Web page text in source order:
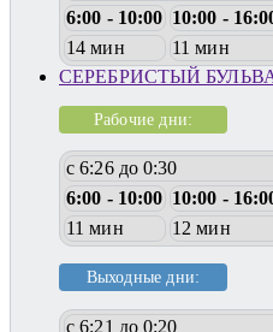
6:00 - 10:00 10:00 -
14 мин
11 мин
СЕРЕБРИСТЫЙ
Рабочие дни:
с 6:26 до 0:30
6:00 - 10:00 10:00 -
11 мин
12 мин
Выходные дни:
с 6:21 до 0:20